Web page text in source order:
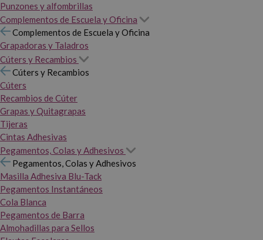
Punzones y alfombrillas
Complementos de Escuela y Oficina
Complementos de Escuela y Oficina
Grapadoras y Taladros
Cúters y Recambios
Cúters y Recambios
Cúters
Recambios de Cúter
Grapas y Quitagrapas
Tijeras
Cintas Adhesivas
Pegamentos, Colas y Adhesivos
Pegamentos, Colas y Adhesivos
Masilla Adhesiva Blu-Tack
Pegamentos Instantáneos
Cola Blanca
Pegamentos de Barra
Almohadillas para Sellos